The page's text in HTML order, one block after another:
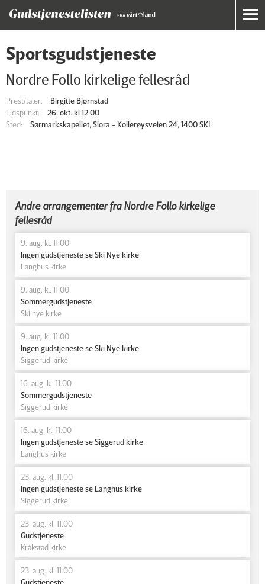
Sportsgudstjeneste
Nordre Follo kirkelige fellesråd
Prest/taler:
Birgitte Bjørnstad
Tidspunkt:
26. okt. kl 12.00
Sted:
Sørmarkskapellet, Slora - Kollerøysveien 24, 1400 SKI
Andre arrangementer fra Nordre Follo kirkelige
fellesråd
9. aug. kl. 11.00
Ingen gudstjeneste se Ski Nye kirke
Langhus kirke
9. aug. kl. 11.00
Sommergudstjeneste
Ski nye kirke
9. aug. kl. 11.00
Ingen gudstjeneste se Ski Nye kirke
Siggerud kirke
16. aug. kl. 11.00
Sommergudstjeneste
Siggerud kirke
16. aug. kl. 11.00
Ingen gudstjeneste se Siggerud kirke
Langhus kirke
23. aug. kl. 11.00
Ingen gudstjeneste se Langhus kirke
Siggerud kirke
23. aug. kl. 11.00
Gudstjeneste
Kråkstad kirke
23. aug. kl. 11.00
Gudstjeneste